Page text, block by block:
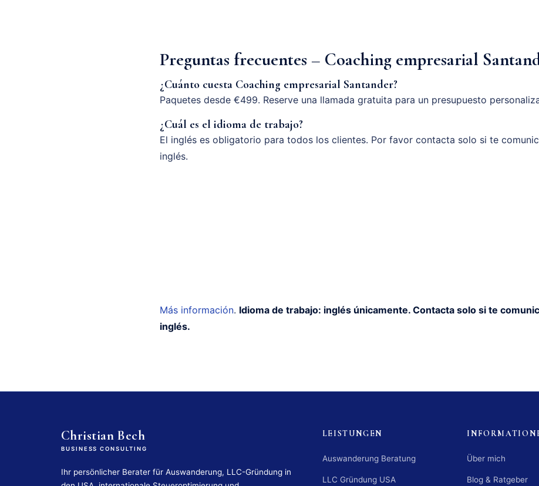
Preguntas frecuentes – Coaching empresarial
¿Cuánto cuesta Coaching empresarial Santander?
Paquetes desde €499. Reserve una llamada gratuita para un presupuesto
¿Cuál es el idioma de trabajo?
El inglés es obligatorio para todos los clientes. Por favor contacta solo si te
inglés.
Más información. Idioma de trabajo: inglés únicamente. Contacta solo si te
inglés.
Christian Bech
BUSINESS CONSULTING
Ihr persönlicher Berater für Auswanderung, LLC-Gründung in
LEISTUNGEN
Auswanderung Beratung
LLC Gründung USA
Über mich
Blog & Ratgeber